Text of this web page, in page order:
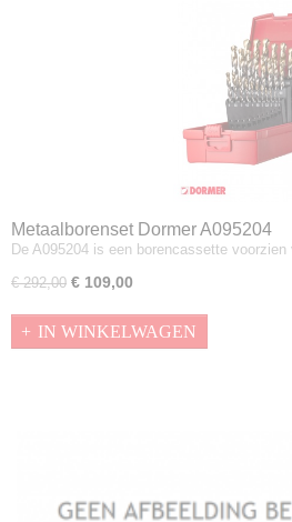
Metaalborenset Dormer A095204
De A095204 is een borencassette
€ 292,00 € 109,00
IN WINKELWAGEN